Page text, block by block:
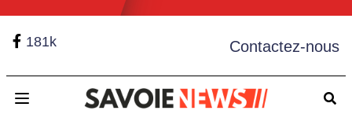
181k Contactez-nous
Open main menu